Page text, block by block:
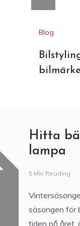
Blog
Hitta
lampa
5 Min Reading
säsongen för
tiden på året,